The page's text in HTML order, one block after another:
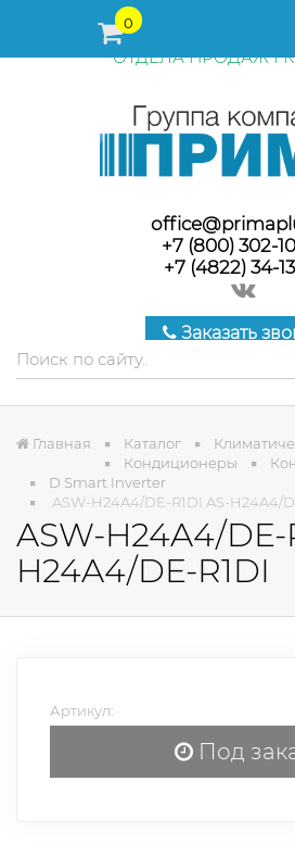
0
ПЕРЕД ОФОРМЛЕНИЕМ ЗАКАЗА,
ПОСТАВКИ ТОВАРА
ОТДЕЛА ПРОДАЖ
+7 (800) 302-
+7 (4822) 34-
Заказать
Главная Каталог
Кондиционеры
D Smart Inverter
ASW-H24A4/DE-R1DI AS-H24A4/
ASW-H24A4/DE-
H24A4/DE-R1DI
Артикул:
Под